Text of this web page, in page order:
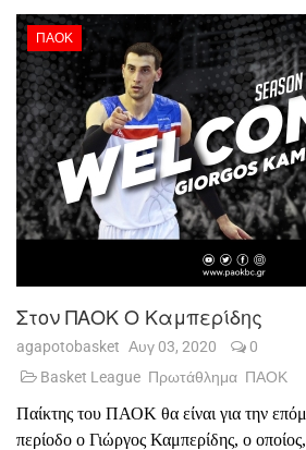
ΠΑΟΚ
Στον ΠΑΟΚ Ο Καμπερίδης
agapotobasket Αυγ 03, 2020
0
Basket League Πρωτάθλημα ΠΑΟΚ
Παίκτης του ΠΑΟΚ θα είναι για την
περίοδο ο Γιώργος Καμπερίδης, ο